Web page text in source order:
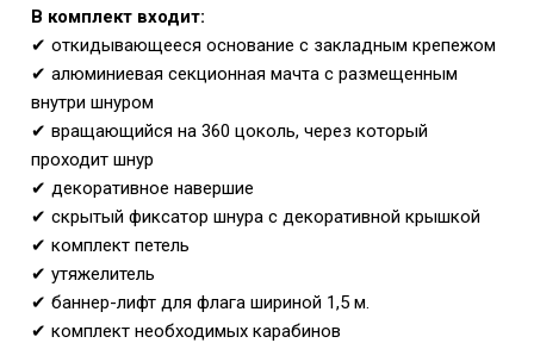
В комплект входит:
✔ откидывающееся основание с закладным крепежом
✔ алюминиевая секционная мачта с размещенным
внутри шнуром
✔ вращающийся на 360 цоколь, через который
проходит шнур
✔ декоративное навершие
✔ скрытый фиксатор шнура с декоративной крышкой
✔ комплект петель
✔ утяжелитель
✔ баннер-лифт для флага шириной 1,5 м.
✔ комплект необходимых карабинов